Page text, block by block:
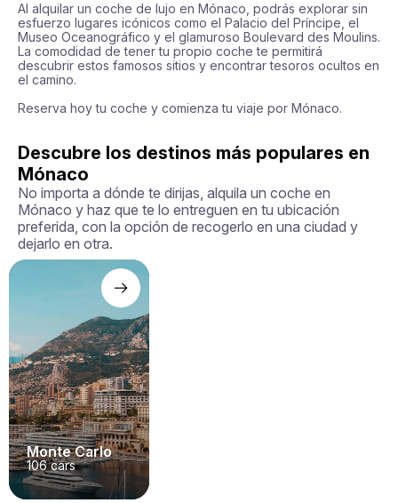
Al alquilar un coche de lujo en Mónaco, podrás explorar sin
esfuerzo lugares icónicos como el Palacio del Príncipe, el
Museo Oceanográfico y el glamuroso Boulevard des Moulins.
La comodidad de tener tu propio coche te permitirá
descubrir estos famosos sitios y encontrar tesoros ocultos en
el camino.
Reserva hoy tu coche y comienza tu viaje por Mónaco.
Descubre los destinos más populares en
Mónaco
No importa a dónde te dirijas, alquila un coche en
Mónaco y haz que te lo entreguen en tu ubicación
preferida, con la opción de recogerlo en una ciudad y
dejarlo en otra.
Monte Carlo
106cars